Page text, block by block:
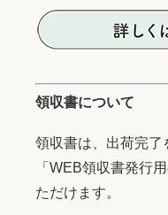
領収書について
領収書は、出荷完了
「WEB領収書発行
ただけます。